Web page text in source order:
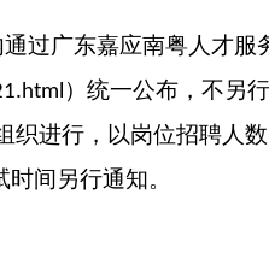
通过广东嘉应南粤人才服
）统一公布，不另
织进行，以岗位招聘人数
时间另行通知。